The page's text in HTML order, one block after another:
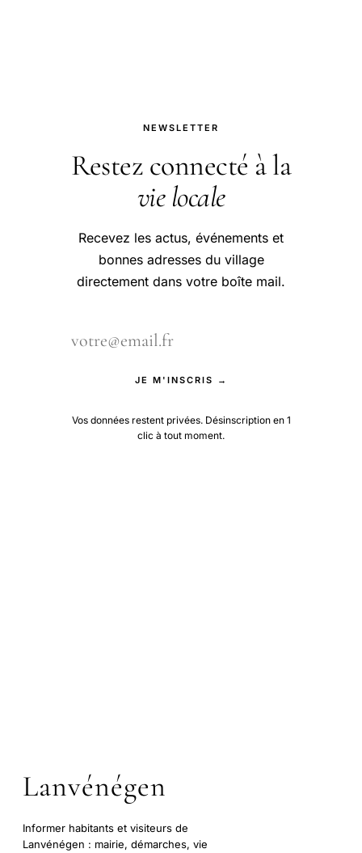
NEWSLETTER
Restez connecté à la
vie locale
Recevez les actus, événements et
bonnes adresses du village
directement dans votre boîte mail.
JE M'INSCRIS →
Vos données restent privées. Désinscription en 1
clic à tout moment.
Lanvénégen
Informer habitants et visiteurs de
Lanvénégen : mairie, démarches, vie